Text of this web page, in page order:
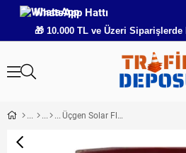
WhatsApp Hattı
🎁 10.000 TL ve Üzeri Siparişlerde
Üçgen Solar Flaşör Kırmızı Uyarı Lambası – Güneş Enerjili